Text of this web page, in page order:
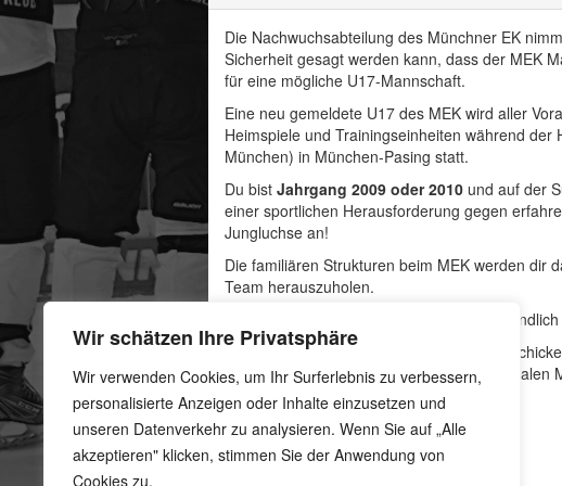
Wir schätzen Ihre Privatsphäre
Wir verwenden Cookies, um Ihr Surferlebnis zu verbessern,
personalisierte Anzeigen oder Inhalte einzusetzen und
unseren Datenverkehr zu analysieren. Wenn Sie auf „Alle
akzeptieren" klicken, stimmen Sie der Anwendung von
Cookies zu.
Die Nachwuchsabteilung des Münchner EK
Sicherheit gesagt werden kann, dass der MEK
für eine mögliche U17-Mannschaft.
Eine neu gemeldete U17 des MEK wird aller
Heimspiele und Trainingseinheiten während der
München) in München-Pasing statt.
Du bist Jahrgang 2009 oder 2010 und auf der
einer sportlichen Herausforderung gegen
Jungluchse an!
Die familiären Strukturen beim MEK werden dir
Team herauszuholen.
Dein Geschlecht spielt bei uns
Haben wir dein Interesse geweckt? Dann
oder schreib uns eine Nachricht in den sozialen